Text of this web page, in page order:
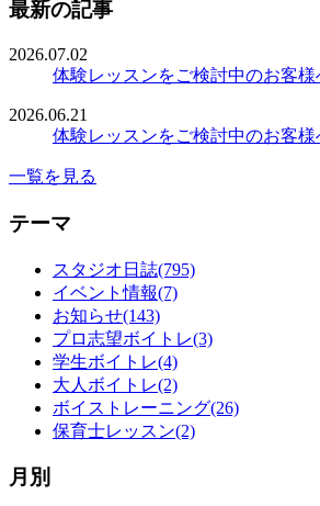
最新の記事
2026.07.02
体験レッスンをご検討中のお客様
2026.06.21
体験レッスンをご検討中のお客様
一覧を見る
テーマ
スタジオ日誌(795)
イベント情報(7)
お知らせ(143)
プロ志望ボイトレ(3)
学生ボイトレ(4)
大人ボイトレ(2)
ボイストレーニング(26)
保育士レッスン(2)
月別